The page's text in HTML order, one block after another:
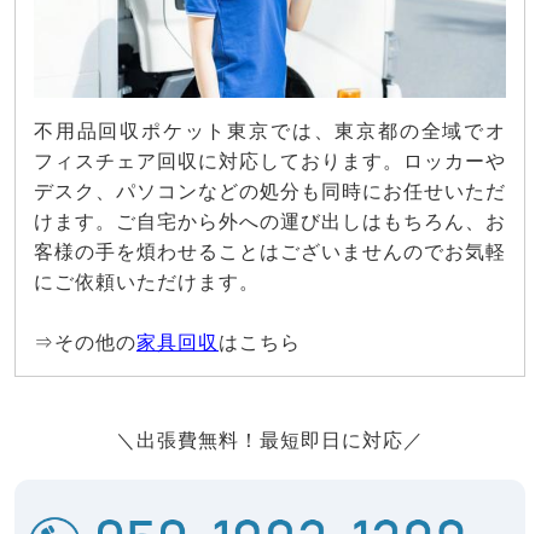
不用品回収ポケット東京では、東京都の全域でオ
フィスチェア回収に対応しております。ロッカーや
デスク、パソコンなどの処分も同時にお任せいただ
けます。ご自宅から外への運び出しはもちろん、お
客様の手を煩わせることはございませんのでお気軽
にご依頼いただけます。
⇒その他の家具回収 はこちら
＼出張費無料！最短即日に対応／